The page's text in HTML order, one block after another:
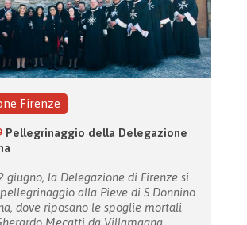
Firenze
Pellegrinaggio della Delegazione
giugno, la Delegazione di Firenze si
alla Pieve di S Donnino
dove riposano le spoglie mortali